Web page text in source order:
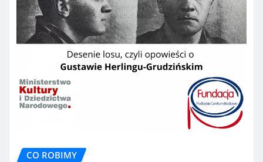
CO ROBIMY